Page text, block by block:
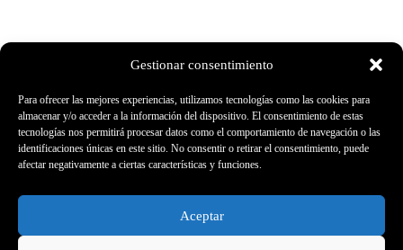
Gestionar consentimiento
Para ofrecer las mejores experiencias, utilizamos tecnologías como las cookies para
almacenar y/o acceder a la información del dispositivo. El consentimiento de estas
tecnologías nos permitirá procesar datos como el comportamiento de navegación o las
identificaciones únicas en este sitio. No consentir o retirar el consentimiento, puede
afectar negativamente a ciertas características y funciones.
Aceptar
Leenuestras opinionesen